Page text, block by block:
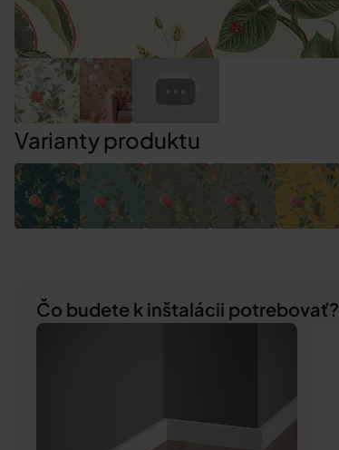
Varianty produktu
Čo budete k inštalácii potrebovať?